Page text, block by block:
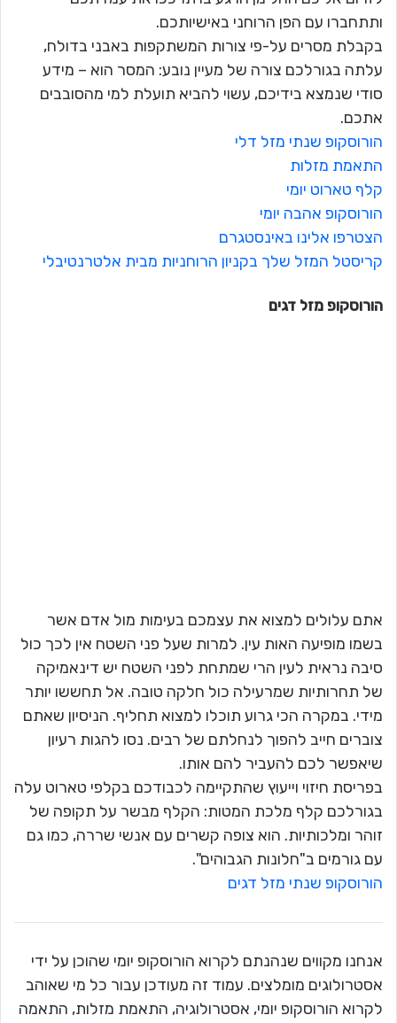
ותתחברו עם הפן הרוחני באישיותכם.
בקבלת מסרים על-פי צורות המשתקפות באבני בדולח,
עלתה בגורלכם צורה של מעיין נובע: המסר הוא – מידע
סודי שנמצא בידיכם, עשוי להביא תועלת למי מהסובבים
אתכם.
הורוסקופ שנתי מזל דלי
התאמת מזלות
קלף טארוט יומי
הורוסקופ אהבה יומי
הצטרפו אלינו באינסטגרם
קריסטל המזל שלך בקניון הרוחניות מבית אלטרנטיבלי
הורוסקופ מזל דגים
אתם עלולים למצוא את עצמכם בעימות מול אדם אשר
בשמו מופיעה האות עין. למרות שעל פני השטח אין לכך כול
סיבה נראית לעין הרי שמתחת לפני השטח יש דינאמיקה
של תחרותיות שמרעילה כול חלקה טובה. אל תחששו יותר
מידי. במקרה הכי גרוע תוכלו למצוא תחליף. הניסיון שאתם
צוברים חייב להפוך לנחלתם של רבים. נסו להגות רעיון
שיאפשר לכם להעביר להם אותו.
בפריסת חיזוי וייעוץ שהתקיימה לכבודכם בקלפי טארוט עלה
בגורלכם קלף מלכת המטות: הקלף מבשר על תקופה של
זוהר ומלכותיות. הוא צופה קשרים עם אנשי שררה, כמו גם
עם גורמים ב"חלונות הגבוהים".
הורוסקופ שנתי מזל דגים
אנחנו מקווים שנהנתם לקרוא הורוסקופ יומי שהוכן על ידי
אסטרולוגים מומלצים. עמוד זה מעודכן עבור כל מי שאוהב
לקרוא הורוסקופ יומי, אסטרולוגיה, התאמת מזלות, התאמה